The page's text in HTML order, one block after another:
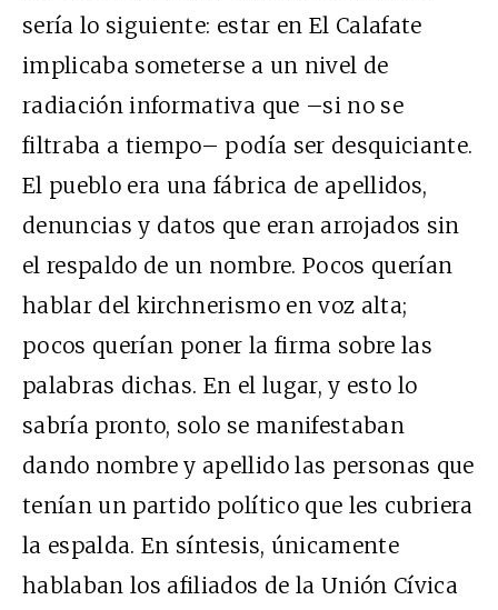
sería lo siguiente: estar en El Calafate
implicaba someterse a un nivel de
radiación informativa que –si no se
filtraba a tiempo– podía ser desquiciante.
El pueblo era una fábrica de apellidos,
denuncias y datos que eran arrojados sin
el respaldo de un nombre. Pocos querían
hablar del kirchnerismo en voz alta;
pocos querían poner la firma sobre las
palabras dichas. En el lugar, y esto lo
sabría pronto, solo se manifestaban
dando nombre y apellido las personas que
tenían un partido político que les cubriera
la espalda. En síntesis, únicamente
hablaban los afiliados de la Unión Cívica